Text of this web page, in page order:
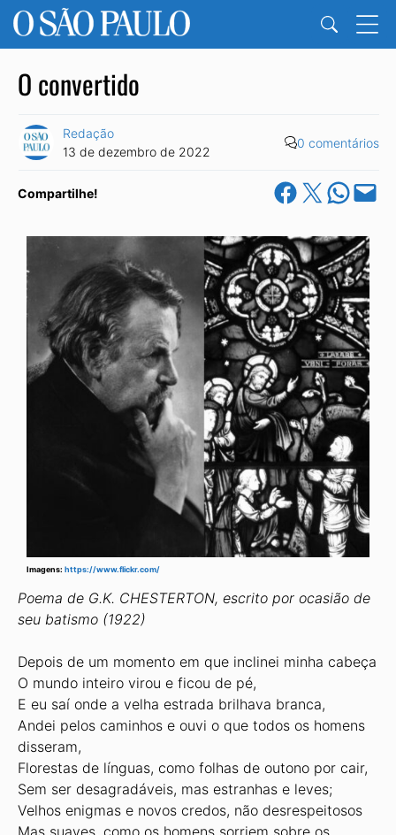
O convertido
Redação
13 de dezembro de 2022
0 comentários
Compartilhe! Share on Facebook
Share on X Share on
Email this
Imagens: https://www.flickr.com/
Poema de G.K. CHESTERTON, escrito por ocasião de
seu batismo (1922)
Depois de um momento em que inclinei minha cabeça
O mundo inteiro virou e ficou de pé,
E eu saí onde a velha estrada brilhava branca,
Andei pelos caminhos e ouvi o que todos os homens
disseram,
Florestas de línguas, como folhas de outono por cair,
Sem ser desagradáveis, mas estranhas e leves;
Velhos enigmas e novos credos, não desrespeitosos